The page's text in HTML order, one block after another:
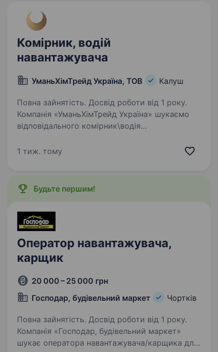
Комірник, водій
навантажувача
УманьХімТрейд Україна, ТОВ Калуш
Повна зайнятість. Досвід роботи від 1 року.
Компанія «УманьХімТрейд Україна» шукаємо
відповідального комірник\водія
важливо, щоб усе було на своїх місцях і
1 тиж. тому
Будьте першим!
Оператор навантажувача,
карщик
20 000 – 25 000 грн
Господар, будівельний маркет
Чортків
Повна зайнятість. Досвід роботи від 1 року.
Компанія «Господар, будівельний маркет»
шукає оператора навантажувача/карщика для